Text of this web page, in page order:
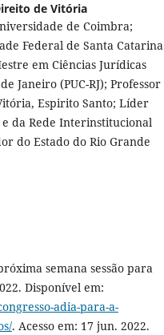
de Vitória
de Coimbra;
Federal de Santa Catarina
em Ciências Jurídicas
Janeiro (PUC-RJ); Professor
Espirito Santo; Líder
e da Rede Interinstitucional
do Estado do Rio Grande
semana sessão para
Disponível em:
adia-para-a-
. Acesso em: 17 jun. 2022.